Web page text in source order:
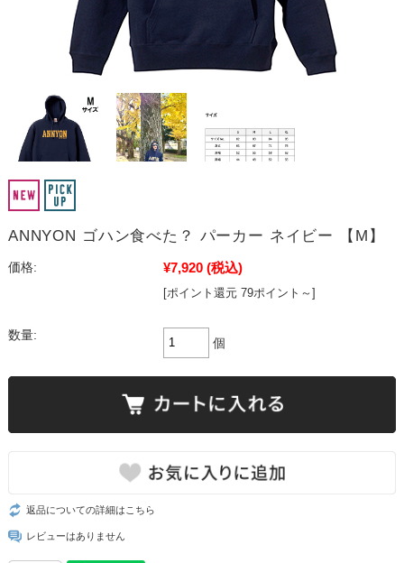
ANNYON ゴハン食べた？ パーカー ネイビー 【M】
価格: ¥7,920 (税込)
[ポイント還元 79ポイント～]
数量:
個
返品についての詳細はこちら
レビューはありません